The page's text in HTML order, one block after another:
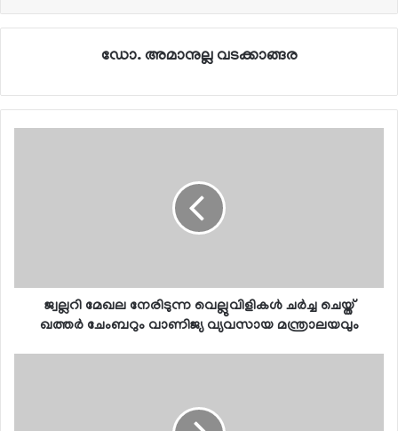
ഡോ. അമാനുല്ല വടക്കാങ്ങര
ജ്വല്ലറി മേഖല നേരിടുന്ന വെല്ലുവിളികള്‍ ചര്‍ച്ച ചെയ്ത്
ഖത്തര്‍ ചേംബറും വാണിജ്യ വ്യവസായ മന്ത്രാലയവും